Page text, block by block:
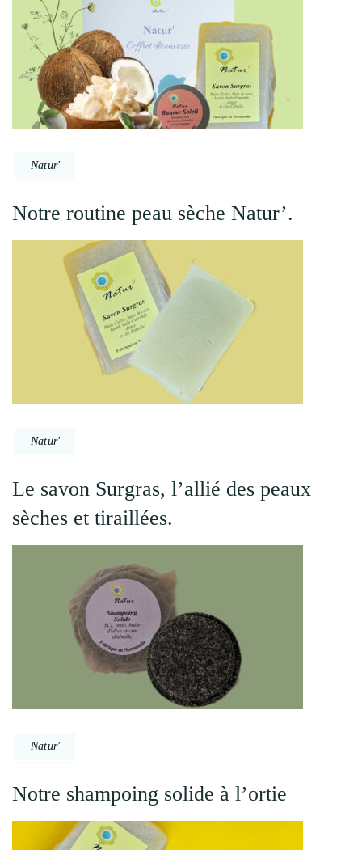
Natur'
Notre routine peau sèche Natur’.
Natur'
Le savon Surgras, l’allié des peaux
sèches et tiraillées.
Natur'
Notre shampoing solide à l’ortie